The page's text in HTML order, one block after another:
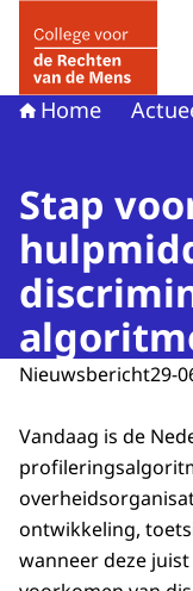
Home
Stap
Nieuwsbericht29-
Vandaag is de
ontwikkeling,
wanneer deze